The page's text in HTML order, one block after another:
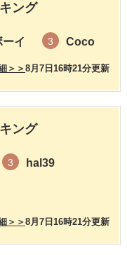
ング
ーイ 3 Coco
8月7日16時21分更新
＞＞
ング
3 hal39
8月7日16時21分更新
＞＞